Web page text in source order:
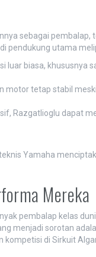
sebagai pembalap,
pendukung utama
luar biasa, khususnya
motor tetap stabil
Razgatlioglu dapat
Yamaha
Mereka
pembalap kelas
menjadi sorotan
di Sirkuit